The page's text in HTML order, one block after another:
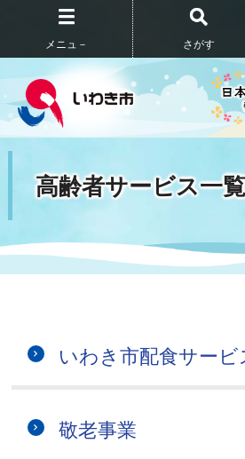
メニュ－ さがす
高齢者サービス一覧
いわき市配食サービ
敬老事業